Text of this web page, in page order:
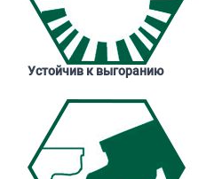
Устойчив к выгоранию